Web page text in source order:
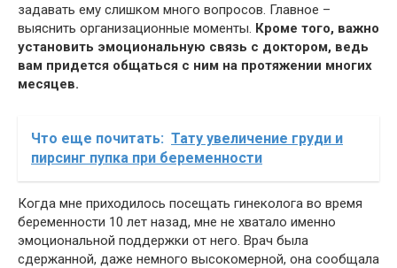
задавать ему слишком много вопросов. Главное –
выяснить организационные моменты. Кроме того, важно
установить эмоциональную связь с доктором, ведь
вам придется общаться с ним на протяжении многих
месяцев.
Что еще почитать: Тату увеличение груди и
пирсинг пупка при беременности
Когда мне приходилось посещать гинеколога во время
беременности 10 лет назад, мне не хватало именно
эмоциональной поддержки от него. Врач была
сдержанной, даже немного высокомерной, она сообщала